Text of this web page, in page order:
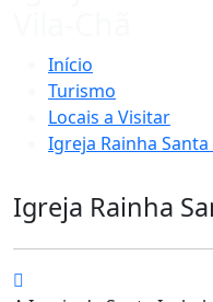
Início
Turismo
Locais a Visitar
Igreja Rainha Santa
Igreja Rainha